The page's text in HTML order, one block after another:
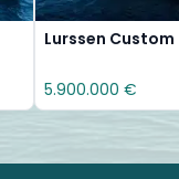
Lurssen Custom
5.900.000 €